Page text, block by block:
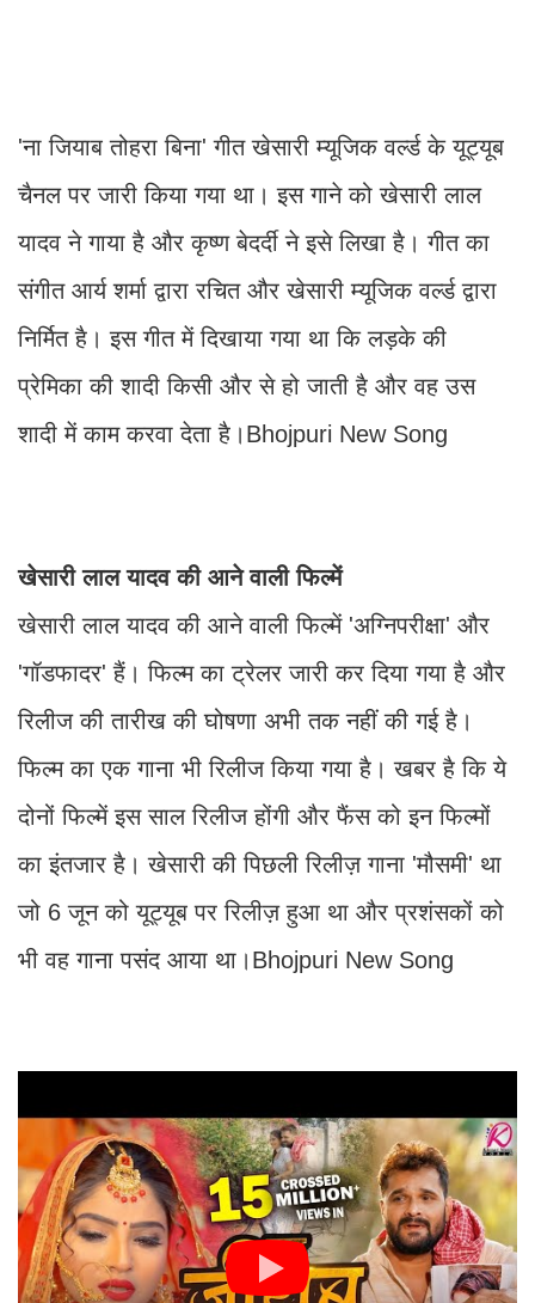
'ना जियाब तोहरा बिना' गीत खेसारी म्यूजिक वर्ल्ड के यूट्यूब
चैनल पर जारी किया गया था। इस गाने को खेसारी लाल
यादव ने गाया है और कृष्ण बेदर्दी ने इसे लिखा है। गीत का
संगीत आर्य शर्मा द्वारा रचित और खेसारी म्यूजिक वर्ल्ड द्वारा
निर्मित है। इस गीत में दिखाया गया था कि लड़के की
प्रेमिका की शादी किसी और से हो जाती है और वह उस
शादी में काम करवा देता है।Bhojpuri New Song
खेसारी लाल यादव की आने वाली फिल्में
खेसारी लाल यादव की आने वाली फिल्में 'अग्निपरीक्षा' और
'गॉडफादर' हैं। फिल्म का ट्रेलर जारी कर दिया गया है और
रिलीज की तारीख की घोषणा अभी तक नहीं की गई है।
फिल्म का एक गाना भी रिलीज किया गया है। खबर है कि ये
दोनों फिल्में इस साल रिलीज होंगी और फैंस को इन फिल्मों
का इंतजार है। खेसारी की पिछली रिलीज़ गाना 'मौसमी' था
जो 6 जून को यूट्यूब पर रिलीज़ हुआ था और प्रशंसकों को
भी वह गाना पसंद आया था।Bhojpuri New Song